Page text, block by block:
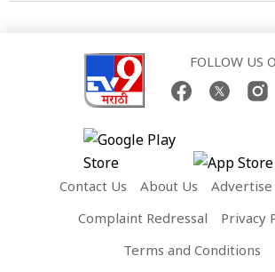
FOLLOW US
Contact Us About Us
Advertise
Complaint Redressal
Privacy
Terms and Conditions